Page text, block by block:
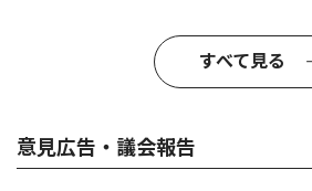
すべて見る
意見広告・議会報告